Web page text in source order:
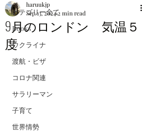
カテゴリー全て
Books
ウクライナ
渡航・ビザ
コロナ関連
サラリーマン
子育て
世界情勢
9月のロンドン 気温５
度
haruukjp
Sep 13, 20242 min read